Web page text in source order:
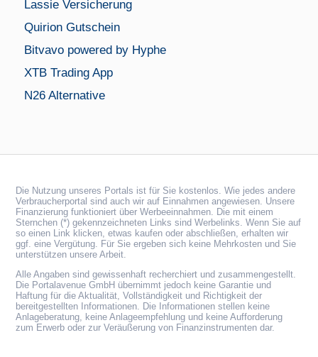
Lassie Versicherung
Quirion Gutschein
Bitvavo powered by Hyphe
XTB Trading App
N26 Alternative
Die Nutzung unseres Portals ist für Sie kostenlos. Wie jedes andere
Verbraucherportal sind auch wir auf Einnahmen angewiesen. Unsere
Finanzierung funktioniert über Werbeeinnahmen. Die mit einem
Sternchen (*) gekennzeichneten Links sind Werbelinks. Wenn Sie auf
so einen Link klicken, etwas kaufen oder abschließen, erhalten wir
ggf. eine Vergütung. Für Sie ergeben sich keine Mehrkosten und Sie
unterstützen unsere Arbeit.
Alle Angaben sind gewissenhaft recherchiert und zusammengestellt.
Die Portalavenue GmbH übernimmt jedoch keine Garantie und
Haftung für die Aktualität, Vollständigkeit und Richtigkeit der
bereitgestellten Informationen. Die Informationen stellen keine
Anlageberatung, keine Anlageempfehlung und keine Aufforderung
zum Erwerb oder zur Veräußerung von Finanzinstrumenten dar.